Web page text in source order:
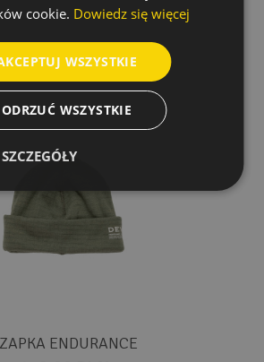
ENDURANCE
cookie. Dowiedz się więcej
WSZYSTKIE
ODRZUĆ WSZYSTKIE